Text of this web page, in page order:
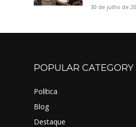
30 de julho de
POPULAR CATEGORY
Política
Blog
Destaque